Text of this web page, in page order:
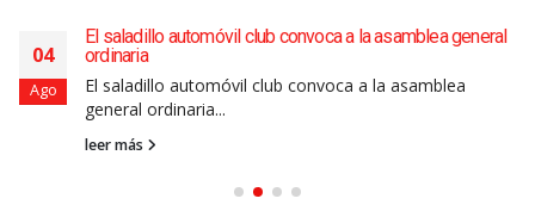
04
Ago
El saladillo automóvil club convoca a la asamblea general
ordinaria
El saladillo automóvil club convoca a la asamblea
general ordinaria...
leer más